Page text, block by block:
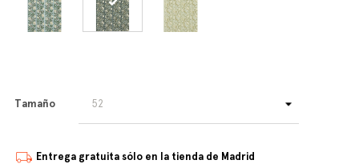
Tamaño
Entrega gratuita sólo en la tienda de Madrid